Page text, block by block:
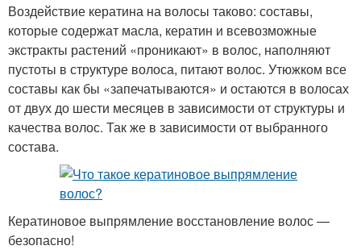
Воздействие кератина на волосы таково: составы,
которые содержат масла, кератин и всевозможные
экстракты растений «проникают» в волос, наполняют
пустоты в структуре волоса, питают волос. Утюжком все
составы как бы «запечатываются» и остаются в волосах
от двух до шести месяцев в зависимости от структуры и
качества волос. Так же в зависимости от выбранного
состава.
Кератиновое выпрямление восстановление волос —
безопасно!